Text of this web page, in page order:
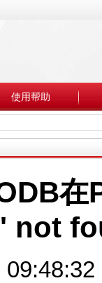
使用帮助
在
not